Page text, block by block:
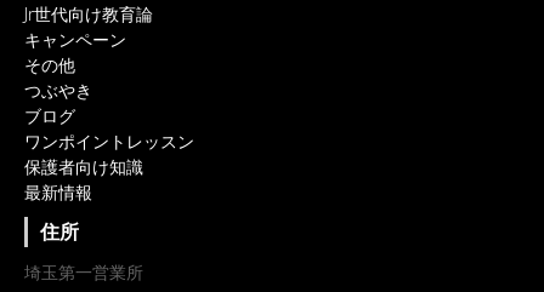
Jr世代向け教育論
キャンペーン
その他
つぶやき
ブログ
ワンポイントレッスン
保護者向け知識
最新情報
住所
埼玉第一営業所